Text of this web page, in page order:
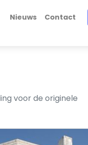
Nieuws Contact
voor de originele